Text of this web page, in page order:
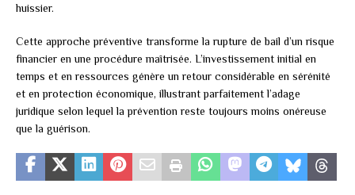
huissier.
Cette approche préventive transforme la rupture de bail d’un risque
financier en une procédure maîtrisée. L’investissement initial en
temps et en ressources génère un retour considérable en sérénité
et en protection économique, illustrant parfaitement l’adage
juridique selon lequel la prévention reste toujours moins onéreuse
que la guérison.